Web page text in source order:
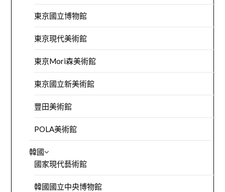
東京國立博物館
東京現代美術館
東京Mori森美術館
東京國立新美術館
豐田美術館
POLA美術館
韓國
國家現代藝術館
韓國國立中央博物館